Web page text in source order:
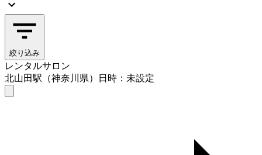
絞り込み
レンタルサロン
北山田駅（神奈川県）
日時：未設定